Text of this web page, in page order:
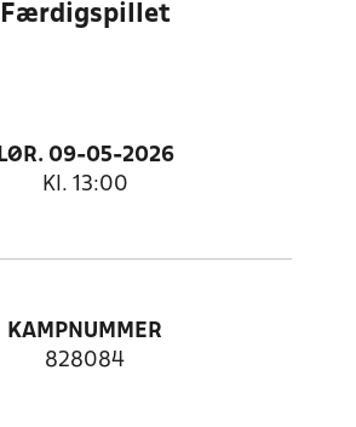
Færdigspillet
LØR. 09-05-2026
Kl. 13:00
KAMPNUMMER
828084